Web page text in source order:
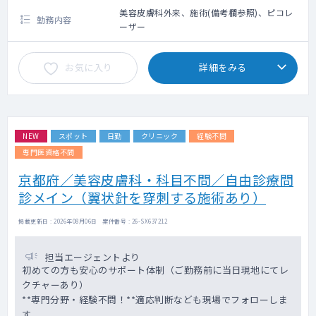
勤務内容
美容皮膚科外来、施術(備考欄参照)、ピコレ
ーザー
お気に入り 詳細をみる
NEW スポット 日勤 クリニック
経験不問
専門医資格不問
京都府／美容皮膚科・科目不問／自由診療問
診メイン（翼状針を穿刺する施術あり）
掲載更新日 : 2026年08月06日 案件番号 : 26-SX637212
担当エージェントより
初めての方も安心のサポート体制（ご勤務前に当日現地にてレ
クチャーあり）
**専門分野・経験不問！**適応判断なども現場でフォローしま